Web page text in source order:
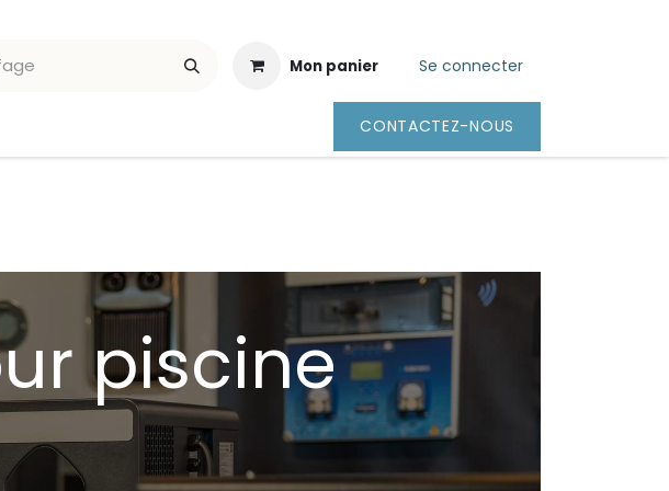
Mon panier Se connecter
CONTACTEZ-NOUS
piscine